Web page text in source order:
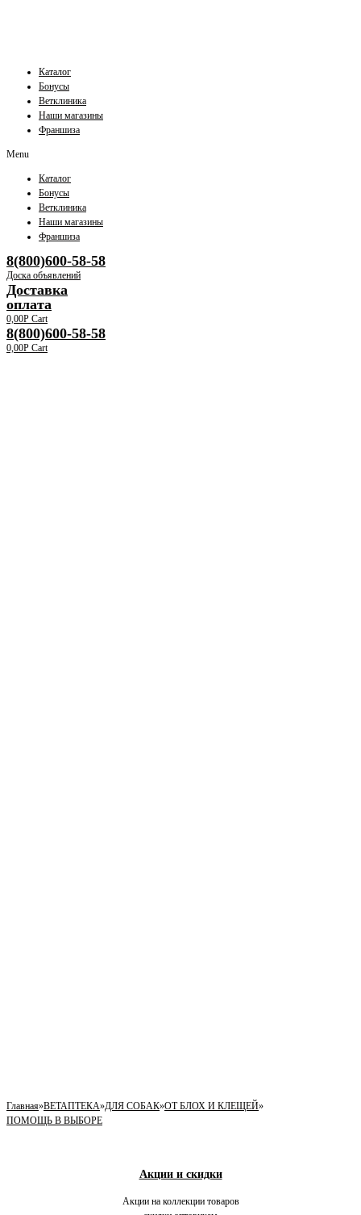
Каталог
Бонусы
Ветклиника
Наши магазины
Франшиза
Menu
Каталог
Бонусы
Ветклиника
Наши магазины
Франшиза
8(800)600-58-58
Доска объявлений
Доставка
оплата
0,00Р Cart
8(800)600-58-58
0,00Р Cart
Главная»ВЕТАПТЕКА»ДЛЯ СОБАК»ОТ БЛОХ И КЛЕЩЕЙ»
ПОМОЩЬ В ВЫБОРЕ
Акции и скидки
Акции на коллекции товаров